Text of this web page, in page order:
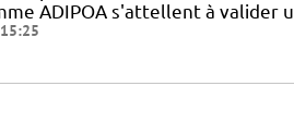
ADIPOA s'attellent à valider